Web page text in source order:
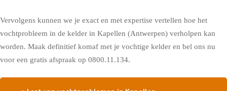
Vervolgens kunnen we je exact en met expertise vertellen hoe het
vochtprobleem in de kelder in Kapellen (Antwerpen) verholpen kan
worden. Maak definitief komaf met je vochtige kelder en bel ons nu
voor een gratis afspraak op 0800.11.134.